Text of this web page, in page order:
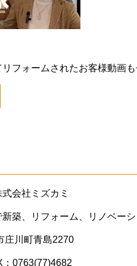
フォームされたお客様動画
会社ミズカミ
築、リフォーム、リノベー
川町青島2270
0763(77)4682